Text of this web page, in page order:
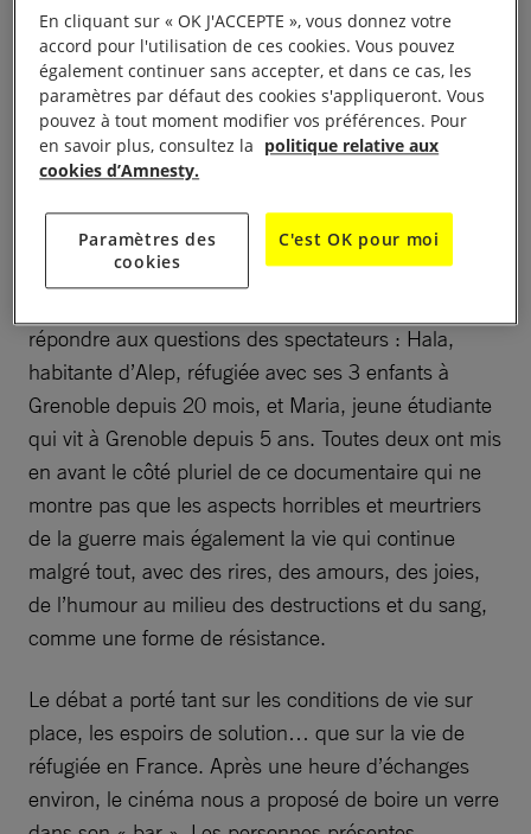
les civils de plus en plus pris pour cibles dans les
conflits, en s’appuyant sur le droit international.
À l’issue de la projection, tandis que chacun tentait
de reprendre ses esprits, Anne-Marie a rappelé
notre travail pendant le conflit syrien : établir des
faits et les faire connaître, réclamer des mesures de
protection des civils, lutter contre l’impunité.
répondre aux questions des spectateurs : Hala,
habitante d’Alep, réfugiée avec ses 3 enfants à
Grenoble depuis 20 mois, et Maria, jeune étudiante
qui vit à Grenoble depuis 5 ans. Toutes deux ont mis
en avant le côté pluriel de ce documentaire qui ne
montre pas que les aspects horribles et meurtriers
de la guerre mais également la vie qui continue
malgré tout, avec des rires, des amours, des joies,
de l’humour au milieu des destructions et du sang,
comme une forme de résistance.
Le débat a porté tant sur les conditions de vie sur
place, les espoirs de solution… que sur la vie de
réfugiée en France. Après une heure d’échanges
environ, le cinéma nous a proposé de boire un verre
En cliquant sur « OK J'ACCEPTE », vous donnez votre
accord pour l'utilisation de ces cookies. Vous pouvez
également continuer sans accepter, et dans ce cas, les
paramètres par défaut des cookies s'appliqueront. Vous
pouvez à tout moment modifier vos préférences. Pour
en savoir plus, consultez la politique relative aux
cookies d’Amnesty.
Paramètres des
cookies
C'est OK pour moi